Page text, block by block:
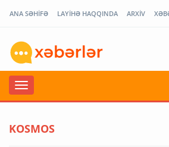
ANA SƏHİFƏ LAYİHƏ HAQQINDA ARXİV
KOSMOS